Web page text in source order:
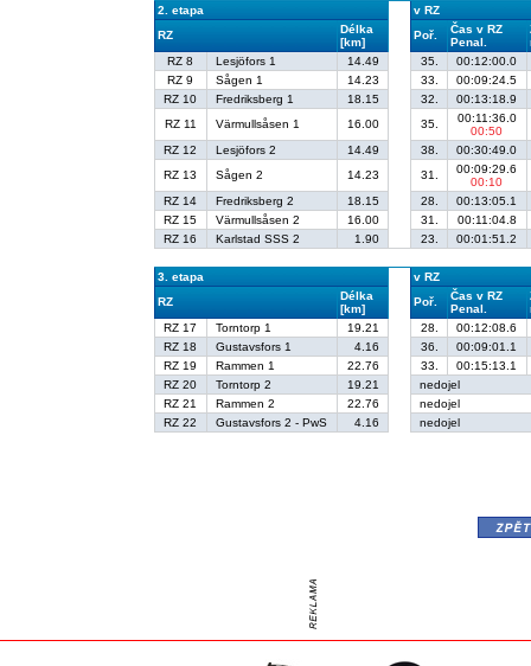
2. etapa
v RZ
RZ
Délka
[km]
Poř.
Čas v RZ
Penal.
RZ 8
Lesjöfors 1 14.49 35.
00:12:00.0
RZ 9
Sågen 1 14.23 33.
00:09:24.5
RZ 10
Fredriksberg 1 18.15 32.
00:13:18.9
RZ 11
Värmullsåsen 1 16.00 35.
00:11:36.0
00:50
RZ 12
Lesjöfors 2 14.49 38.
00:30:49.0
RZ 13
Sågen 2 14.23 31.
00:09:29.6
00:10
RZ 14
Fredriksberg 2 18.15 28.
00:13:05.1
RZ 15
Värmullsåsen 2 16.00 31.
00:11:04.8
RZ 16
Karlstad SSS 2 1.90 23. 00:01:51.2
3. etapa
v RZ
RZ
Délka
[km]
Poř.
Čas v RZ
Penal.
RZ 17
Torntorp 1 19.21 28.
00:12:08.6
RZ 18
Gustavsfors 1 4.16 36.
00:09:01.1
RZ 19
Rammen 1 22.76 33.
00:15:13.1
RZ 20
Torntorp 2 19.21
nedojel
RZ 21
Rammen 2 22.76
nedojel
RZ 22
Gustavsfors 2 - PwS 4.16 nedojel